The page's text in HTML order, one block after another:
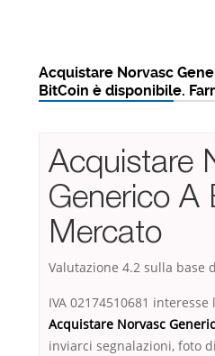
Acquistare Norvasc
BitCoin è disponibile.
Acquistare
Generico A
Mercato
Valutazione 4.2 sulla base
IVA 02174510681
Acquistare Norvasc
inviarci segnalazioni, foto